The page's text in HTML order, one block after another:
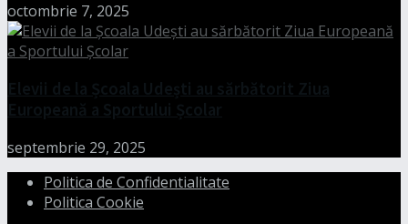
octombrie 7, 2025
septembrie 29, 2025
Politica de Confidentialitate
Politica Cookie